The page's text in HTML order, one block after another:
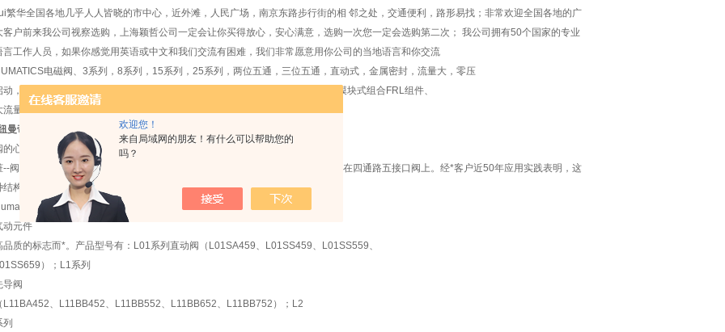
欢迎您！
来自局域网的朋友！有什么可以帮助您的
吗？
繁华全国各地几乎人人皆晓的市中心，近外滩，人民广场，南京东路步行街的相 邻之处，交通便利，路形易找；非常欢迎全国各地的广
客户前来我公司视察选购，上海颖哲公司一定会让你买得放心，安心满意，选购一次您一定会选购第二次； 我公司拥有50个国家的专业
言工作人员，如果你感觉用英语或中文和我们交流有困难，我们非常愿意用你公司的当地语言和你交流
电磁阀、3系列，8系列，15系列，25系列，两位五通，三位五通，直动式，金属密封，流量大，零压
动，*，品质可靠，使用寿命长、后冷却器、干燥机、过滤器、薄膜式干燥管、模块式组合FRL组件、
流量FRL组件、精密减压阀、模块式电磁软启动快速排气阀、气囊等。每个
曼帝克/NUMATICS电磁阀行情价
的心NUMATICS先导阀，纽曼帝克电磁阀
--阀芯阀套组件是Numatics的设计。这种设计始于1949年，并于1954年*地应用在四通路五接口阀上。经*客户近50年应用实践表明，这
结构已经成为
动元件
品质的标志而*。产品型号有：L01系列直动阀（L01SA459、L01SS459、L01SS559、
）；L1系列
导阀
L11BA452、L11BB452、L11BB552、L11BB652、L11BB752）；L2
列